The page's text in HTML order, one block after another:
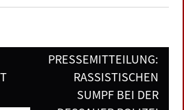
PRESSEMITTEILUNG:
RASSISTISCHEN
SUMPF BEI DER